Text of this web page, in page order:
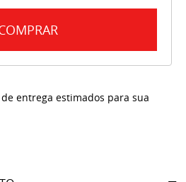
entrega estimados para sua